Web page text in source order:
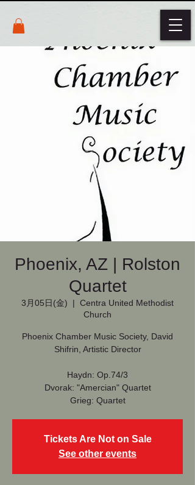
Phoenix, AZ | Rolston
Quartet
3月05日(金)
  |
Centra United Methodist
Church
Phoenix Chamber Music Society, David
Shifrin, Artistic Director
Haydn: Op.74/3
Dvorak: "Amercian" Quartet
Grieg: Quartet
Tickets Are Not on Sale
See other events